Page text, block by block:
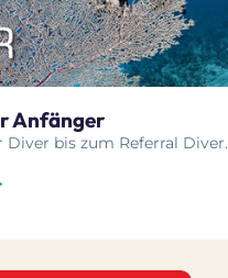
Anfänger
Diver bis zum Referral Diver.